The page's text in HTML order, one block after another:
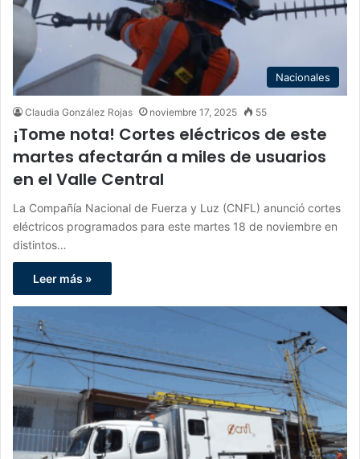
Nacionales
Claudia González Rojas noviembre 17, 2025 55
¡Tome nota! Cortes eléctricos de este
martes afectarán a miles de usuarios
en el Valle Central
La Compañía Nacional de Fuerza y Luz (CNFL) anunció cortes
eléctricos programados para este martes 18 de noviembre en
distintos…
Leer más »